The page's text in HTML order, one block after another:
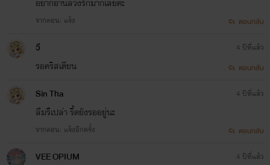
จากตอน: แจ้ง ตอบกลับ
วี
รอคริสเตียน
4 ปีที่แล้ว
ตอบกลับ
Sin Tha
ลืมรึเปล่า รี้ดยังรออยู่นะ
จากตอน: แจ้งอีกครั้ง
4 ปีที่แล้ว
ตอบกลับ
VEE OPIUM 4 ปีที่แล้ว